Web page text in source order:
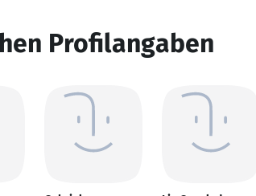
Profilangaben